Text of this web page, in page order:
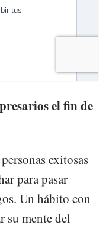
el fin de
exitosas
para pasar
Un hábito con
su mente del